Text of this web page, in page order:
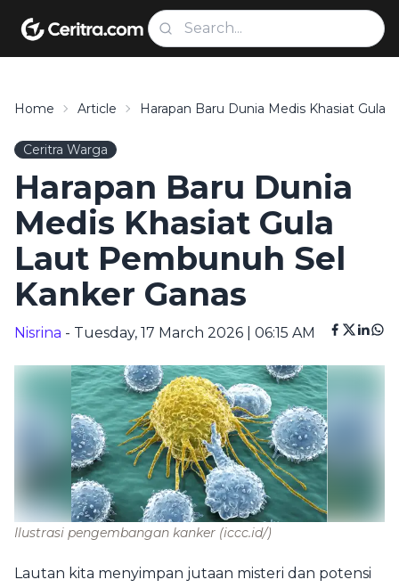
Home Article Harapan Baru Dunia Medis Khasiat Gula
Ceritra Warga
Harapan Baru Dunia
Medis Khasiat Gula
Laut Pembunuh Sel
Kanker Ganas
Nisrina - Tuesday, 17 March 2026 | 06:15 AM
Ilustrasi pengembangan kanker (iccc.id/)
Lautan kita menyimpan jutaan misteri dan potensi